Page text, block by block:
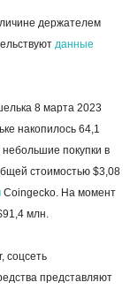
держателем
данные
8 марта 2023
накопилось 64,1
покупки в
стоимостью $3,08
Coingecko. На момент
млн.
соцсеть
представляют